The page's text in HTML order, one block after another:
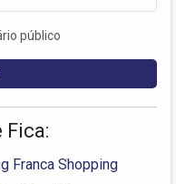
público
Fica:
Franca Shopping